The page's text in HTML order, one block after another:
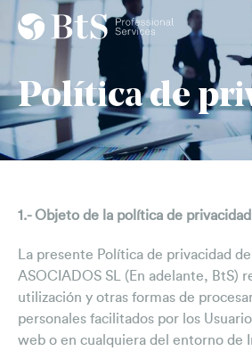
Nosaltres
La firma
Equip
Treballa amb nosaltres
Fiscal
Jurídic
Laboral
Consultoria
Av. Diagonal 590,5º1ª
08021 Barcelona
+34 932011576
info@btsasociados.com
Política de
1.- Objeto de la política de privacidad
La presente Política de privacidad de
ASOCIADOS SL (En adelante, BtS)
utilización y otras formas de
personales facilitados por los
web o en cualquiera del entorno de